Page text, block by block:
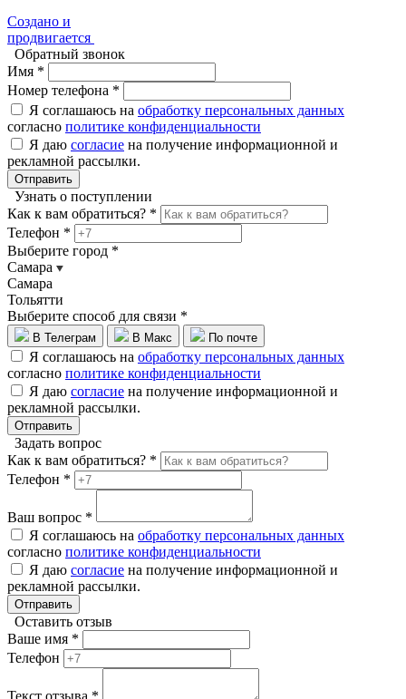
Создано и
продвигается
Обратный звонок
Имя *
Номер телефона *
Я соглашаюсь на обработку персональных данных
согласно политике конфиденциальности
Я даю согласие на получение информационной и
рекламной рассылки.
Отправить
Узнать о поступлении
Как к вам обратиться? *
Телефон *
Выберите город *
Самара
Самара
Тольятти
Выберите способ для связи *
В Телеграм В Макс По почте
Я соглашаюсь на обработку персональных данных
согласно политике конфиденциальности
Я даю согласие на получение информационной и
рекламной рассылки.
Отправить
Задать вопрос
Как к вам обратиться? *
Телефон *
Ваш вопрос *
Я соглашаюсь на обработку персональных данных
согласно политике конфиденциальности
Я даю согласие на получение информационной и
рекламной рассылки.
Отправить
Оставить отзыв
Ваше имя *
Телефон